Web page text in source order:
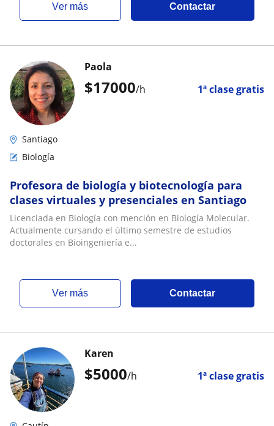
ver más Contactar
$17000/h 1ª clase gratis
Paola
Santiago
Biología
Profesora de biología y biotecnología para
clases virtuales y presenciales en Santiago
Licenciada en Biología con mención en Biología Molecular.
Actualmente cursando el último semestre de estudios
doctorales en Bioingeniería e...
ver más Contactar
$5000/h 1ª clase gratis
Karen